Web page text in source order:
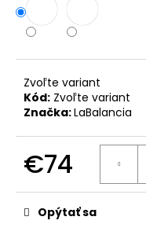
Zvoľte variant
Kód: Zvoľte variant
Značka:LaBalancia
€74
Opýtať sa
KOMPLET
BALANCIA
AURA
PÚDROVÁ
RUŽOVÁ
€111